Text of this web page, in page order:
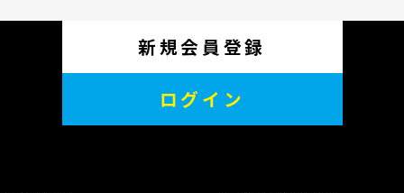
新規会員登録
ログイン